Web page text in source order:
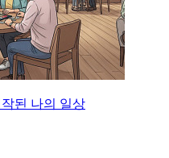
된 나의 일상